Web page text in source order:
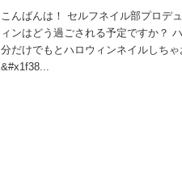
こんばんは！ セルフネイル部プロデ
ィンはどう過ごされる予定ですか？
分だけでもとハロウィンネイルしち
&#x1f38...